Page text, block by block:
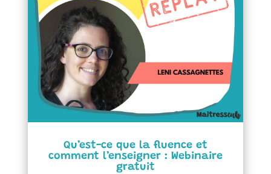
Qu’est-ce que la fluence et
comment l’enseigner : Webinaire
gratuit